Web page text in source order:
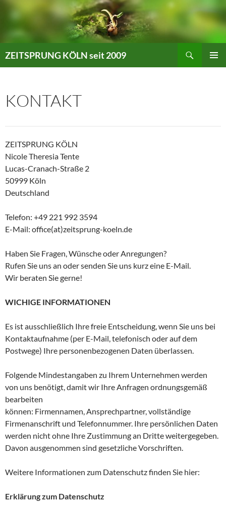
Zum
Inhalt
springen
ZEITSPRUNG KÖLN seit 2009
KONTAKT
ZEITSPRUNG KÖLN
Nicole Theresia Tente
Lucas-Cranach-Straße 2
50999 Köln
Deutschland
Telefon: +49 221 992 3594
E-Mail: office(at)zeitsprung-koeln.de
Haben Sie Fragen, Wünsche oder Anregungen?
Rufen Sie uns an oder senden Sie uns kurz eine E-Mail.
Wir beraten Sie gerne!
WICHIGE INFORMATIONEN
Es ist ausschließlich Ihre freie Entscheidung, wenn Sie uns bei
Kontaktaufnahme (per E-Mail, telefonisch oder auf dem
Postwege) Ihre personenbezogenen Daten überlassen.
Folgende Mindestangaben zu Ihrem Unternehmen werden
von uns benötigt, damit wir Ihre Anfragen ordnungsgemäß
bearbeiten
können: Firmennamen, Ansprechpartner, vollständige
Firmenanschrift und Telefonnummer. Ihre persönlichen Daten
werden nicht ohne Ihre Zustimmung an Dritte weitergegeben.
Davon ausgenommen sind gesetzliche Vorschriften.
Weitere Informationen zum Datenschutz finden Sie hier:
Erklärung zum Datenschutz